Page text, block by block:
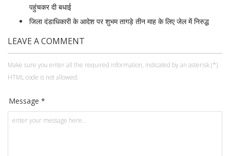
पहुंचकर दी बधाई
जिला दंडाधिकारी के आदेश पर शुभम तागड़े तीन माह के लिए जेल में निरुद्ध
LEAVE A COMMENT
Make sure you enter all the required information, indicated by an asterisk (*).
HTML code is not allowed.
Message *